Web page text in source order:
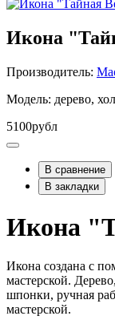
Икона
Производитель:
Модель: дерево,
5100рубл
В сравнение
В закладки
Икона
Икона создана с
мастерской.
шпонки, ручная
мастерской.